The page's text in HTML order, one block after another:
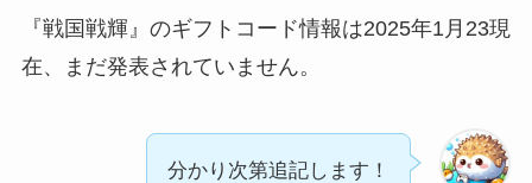
『戦国戦輝』のギフトコード情報は2025年1月23現
在、まだ発表されていません。
分かり次第追記します！